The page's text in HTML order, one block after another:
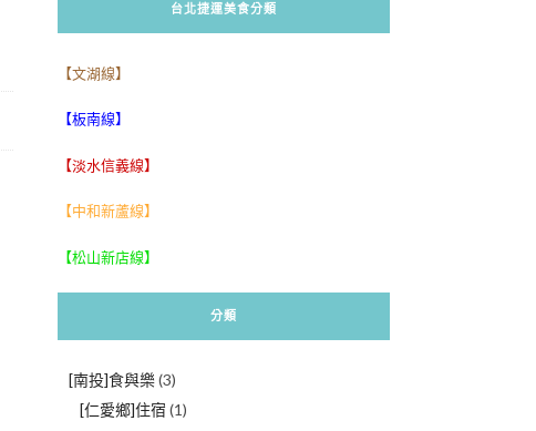
台北捷運美食分類
【文湖線】
【板南線】
【淡水信義線】
【中和新蘆線】
【松山新店線】
分類
[南投]食與樂(3)
[仁愛鄉]住宿 (1)